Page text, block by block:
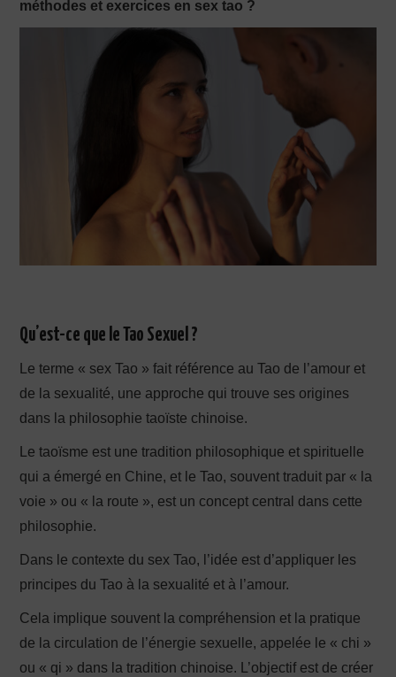
PRODUCTION X
méthodes et exercices en sex tao ?
Qu’est-ce que le Tao Sexuel ?
Le terme « sex Tao » fait référence au Tao de l’amour et
de la sexualité, une approche qui trouve ses origines
dans la philosophie taoïste chinoise.
Le taoïsme est une tradition philosophique et spirituelle
qui a émergé en Chine, et le Tao, souvent traduit par « la
voie » ou « la route », est un concept central dans cette
philosophie.
Dans le contexte du sex Tao, l’idée est d’appliquer les
principes du Tao à la sexualité et à l’amour.
Cela implique souvent la compréhension et la pratique
de la circulation de l’énergie sexuelle, appelée le « chi »
ou « qi » dans la tradition chinoise. L’objectif est de créer